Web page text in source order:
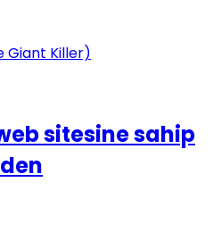
Giant Killer)
sitesine sahip